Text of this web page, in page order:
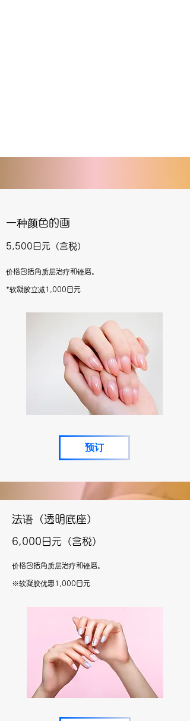
一种颜色的画
5,500 日元 （含税）
​价格包括角质层治疗和锉磨。
*软凝胶立减1,000日元
预订
法语（透明底座）
6,000日元 （含税）
​价格包括角质层治疗和锉磨。
​※软凝胶优惠1,000日元